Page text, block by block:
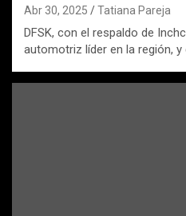
Abr 30, 2025 Tatiana Pareja
DFSK, con el respaldo de
automotriz líder en la región, y